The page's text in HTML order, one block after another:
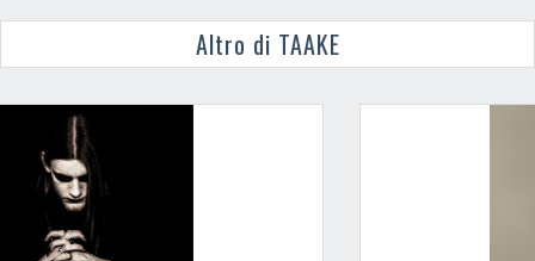
Altro di TAAKE